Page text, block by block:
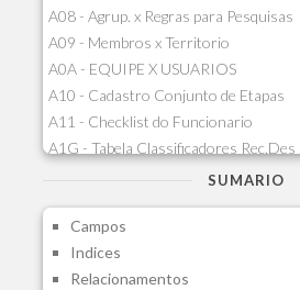
A08 - Agrup. x Regras para Pesquisas
A09 - Membros x Territorio
A0A - EQUIPE X USUARIOS
A10 - Cadastro Conjunto de Etapas
A11 - Checklist do Funcionario
A1G - Tabela Classificadores Rec.Des
A1H - Itens Tabela Classif.Rec.Desp.
A1J - Itens Aglutinadores Visao
A1N - Tipos de Card
A1O - Cards Dashboard
SUMARIO
Campos
Indices
Relacionamentos